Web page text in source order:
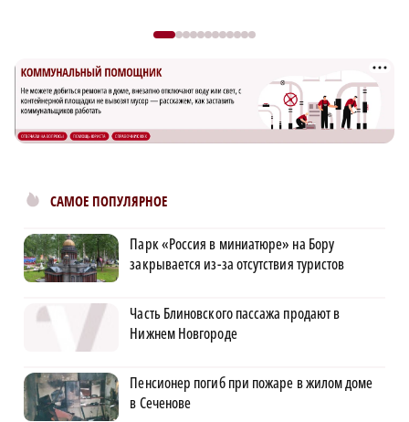
САМОЕ ПОПУЛЯРНОЕ
Парк «Россия в миниатюре» на Бору
закрывается из-за отсутствия туристов
Часть Блиновского пассажа продают в
Нижнем Новгороде
Пенсионер погиб при пожаре в жилом доме
в Сеченове